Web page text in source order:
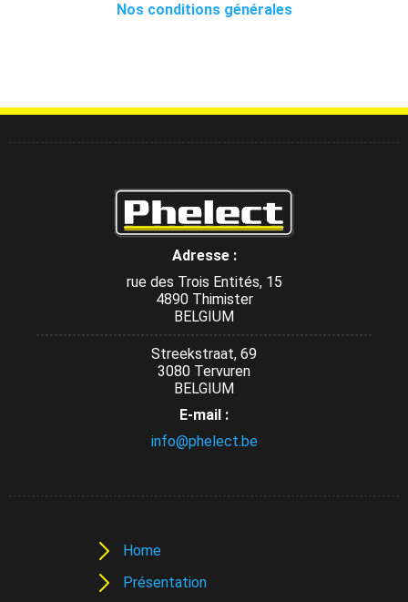
Nos conditions générales
Adresse :
rue des Trois Entités, 15
4890 Thimister
BELGIUM
Streekstraat, 69
3080 Tervuren
BELGIUM
E-mail :
info@phelect.be
Home
Présentation